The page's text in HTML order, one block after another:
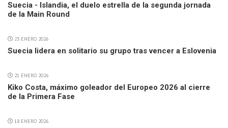
Suecia - Islandia, el duelo estrella de la segunda jornada
de la Main Round
23 ENERO 2026
Suecia lidera en solitario su grupo tras vencer a Eslovenia
21 ENERO 2026
Kiko Costa, máximo goleador del Europeo 2026 al cierre
de la Primera Fase
18 ENERO 2026